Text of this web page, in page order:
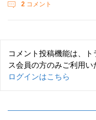
2 コメント
コメント投稿機能は、
ス会員の方のみご利用い
ログインはこちら